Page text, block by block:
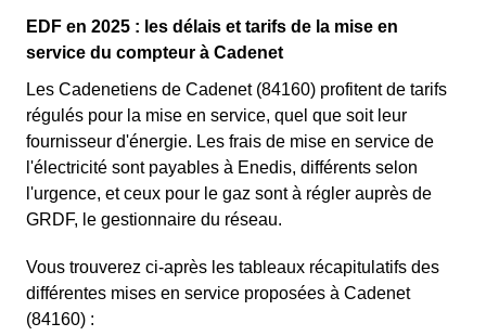
EDF en 2025 : les délais et tarifs de la mise en
service du compteur à Cadenet
Les Cadenetiens de Cadenet (84160) profitent de tarifs
régulés pour la mise en service, quel que soit leur
fournisseur d'énergie. Les frais de mise en service de
l'électricité sont payables à Enedis, différents selon
l'urgence, et ceux pour le gaz sont à régler auprès de
GRDF, le gestionnaire du réseau.
Vous trouverez ci-après les tableaux récapitulatifs des
différentes mises en service proposées à Cadenet
(84160) :